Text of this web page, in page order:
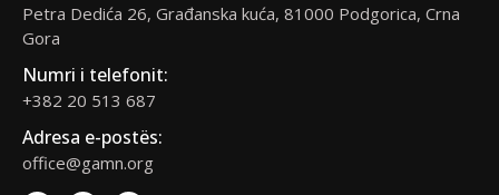
Petra Dedića 26, Građanska kuća, 81000 Podgorica, Crna
Gora
Numri i telefonit:
+382 20 513 687
Adresa e-postës:
office@gamn.org